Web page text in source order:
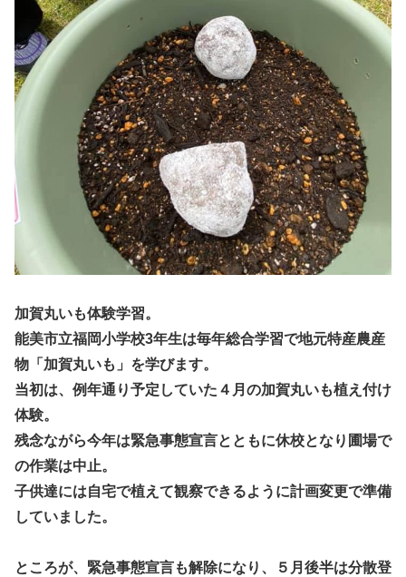
加賀丸いも体験学習。
能美市立福岡小学校3年生は毎年総合学習で地元特産農産
物「加賀丸いも」を学びます。
当初は、例年通り予定していた４月の加賀丸いも植え付け
体験。
残念ながら今年は緊急事態宣言とともに休校となり圃場で
の作業は中止。
子供達には自宅で植えて観察できるように計画変更で準備
していました。
ところが、緊急事態宣言も解除になり、５月後半は分散登